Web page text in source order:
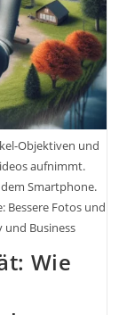
Objektiven und
aufnimmt.
Smartphone.
Bessere Fotos und
Business
Wie